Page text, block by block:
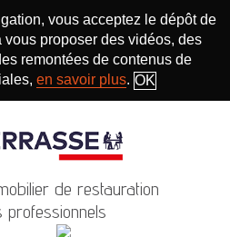
vous acceptez le dépôt de
proposer des vidéos, des
remontées de contenus de
en savoir plus. OK
de restauration
professionnels